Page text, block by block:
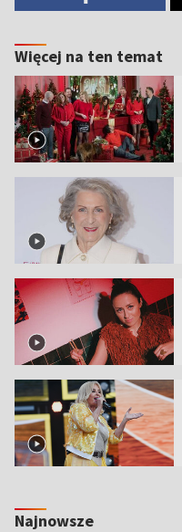
Więcej na ten temat
Najnowsze